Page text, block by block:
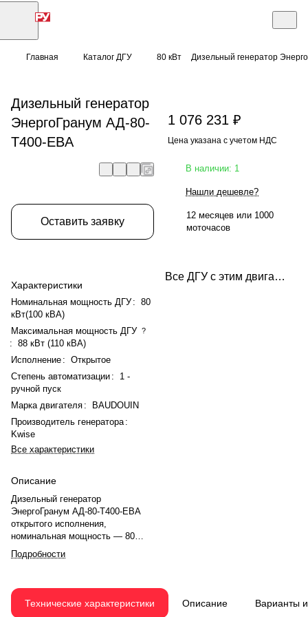
Главная Каталог ДГУ 80 кВт Дизельный генератор
Дизельный генератор
ЭнергоГранум АД-80-
Т400-EBA
Оставить заявку
Характеристики
Номинальная мощность ДГУ : 80
кВт(100 кВА)
Максимальная мощность ДГУ ?
: 88 кВт (110 кВА)
Исполнение : Открытое
Степень автоматизации :
1 -
ручной пуск
Марка двигателя :
BAUDOUIN
Производитель генератора :
Kwise
Все характеристики
Описание
Дизельный генератор
ЭнергоГранум АД-80-Т400-EBA
открытого исполнения,
номинальная мощность — 80
кВт(100 кВА), максимальная —
88 кВт (110 кВА). Двигатель
турбонаддувом, электронный
регулятором оборотов.
Подробности
1 076 231 ₽
Цена указана с учетом НДС
В наличии: 1
Нашли дешевле?
12 месяцев или 1000
моточасов
Все ДГУ с этим двигателем
Технические характеристики Описание Варианты